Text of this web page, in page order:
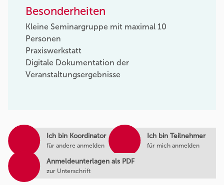
Ich bin Koordinator
für andere anmelden
Ich bin Teilnehmer
für mich anmelden
Anmeldeunterlagen als PDF
zur Unterschrift
Besonderheiten
Kleine Seminargruppe mit maximal 10
Personen
Praxiswerkstatt
Digitale Dokumentation der
Veranstaltungsergebnisse